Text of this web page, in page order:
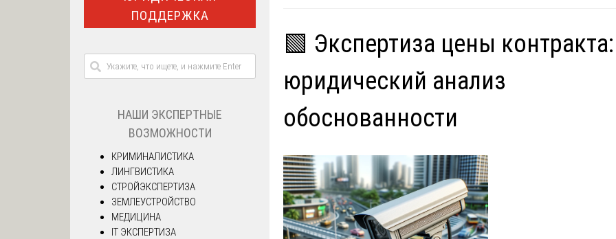
🟩 Экспертиза цены контракта:
юридический анализ
обоснованности
ПОДДЕРЖКА
НАШИ ЭКСПЕРТНЫЕ
ВОЗМОЖНОСТИ
КРИМИНАЛИСТИКА
ЛИНГВИСТИКА
СТРОЙЭКСПЕРТИЗА
ЗЕМЛЕУСТРОЙСТВО
МЕДИЦИНА
IT ЭКСПЕРТИЗА